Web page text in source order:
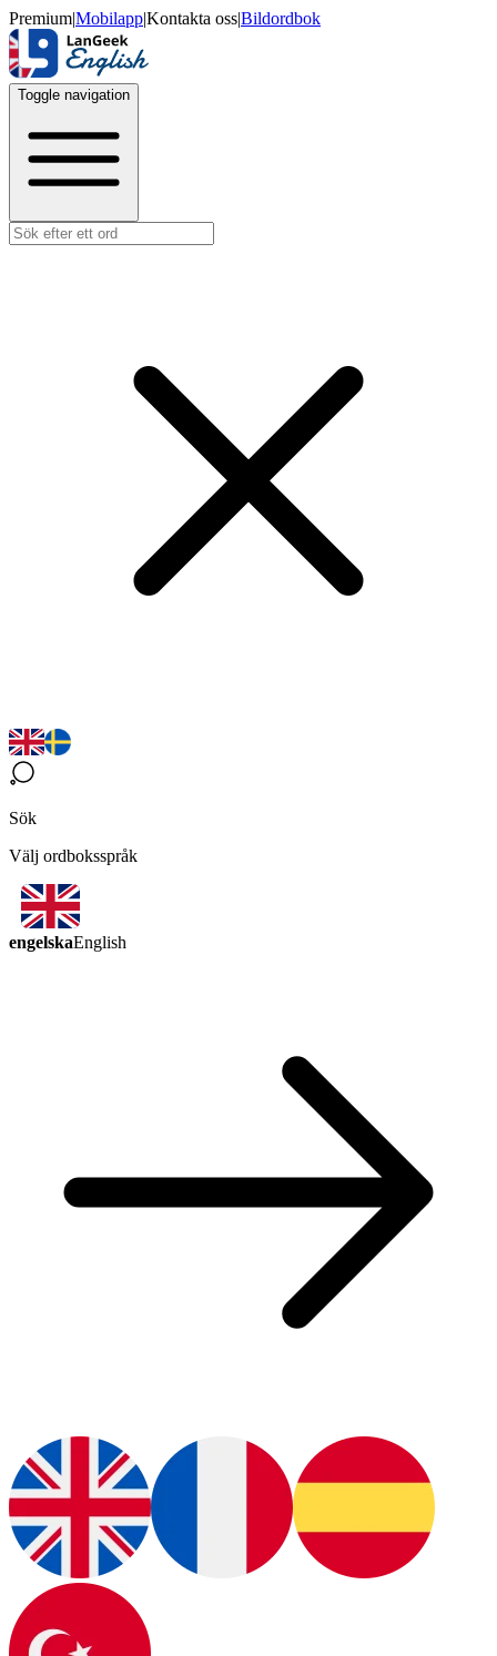
Premium|Mobilapp|Kontakta oss|Bildordbok
Toggle navigation
Sök
Välj ordboksspråk
engelskaEnglish